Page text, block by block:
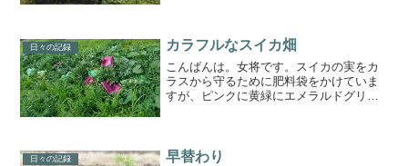
日々の記録 カラフルなスイカ畑
こんばんは。女将です。スイカの実をカ
ラスから守るために肥料袋をかけていま
すが、ピンクに黄緑にエメラルドグリー
見る機会もあまりなく、...
日々の記録 早替わり